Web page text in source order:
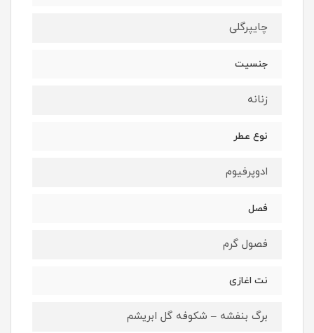
چايپرگلى
جنسيت
زنانه
نوع عطر
ادوپرفيوم
فصل
فصول گرم
نت اغازى
برگ بنفشه – شکوفه گل ابریشم